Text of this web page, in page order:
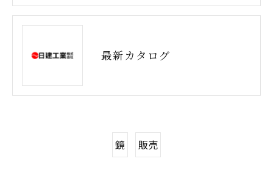
最新カタログ
鏡 販売